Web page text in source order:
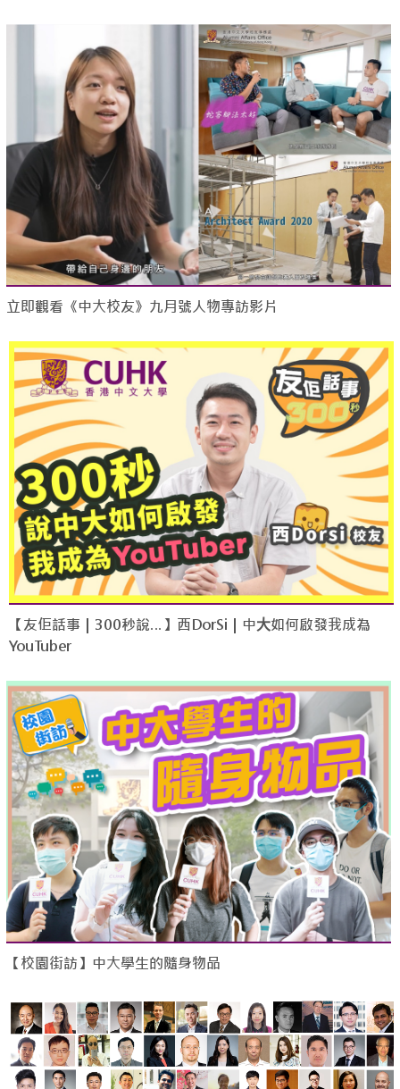
立即觀看《中大校友》九月號人物專訪影片
【友佢話事｜300秒說…】西DorSi｜中⼤如何啟發我成為
YouTuber
【校園街訪】中大學生的隨身物品